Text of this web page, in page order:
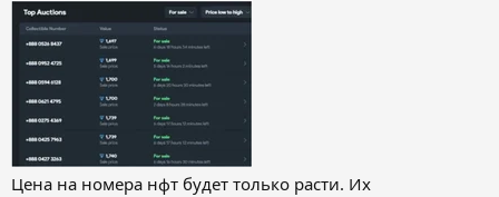
Цена на номера нфт будет только расти. Их